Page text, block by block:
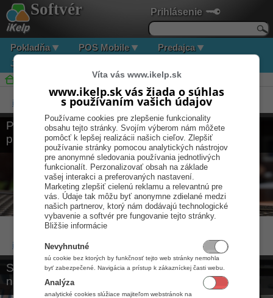
Prihlásenie
Softvér
Pokladňa POS Mobile
Predajca
Jedáleň
iKelp Softvér pre vaše úspešné podnikanie
iKelp Predajca >>
Pokladničný a skladový systém pre vašu
predajňu
iKelp Jedáleň >>
Softvér pre školskú jedáleň s jedálnymi lístkami
na internete a čipovým systémom
Víta vás www.ikelp.sk
www.ikelp.sk vás žiada o súhlas
s používaním vašich údajov
Používame cookies pre zlepšenie funkcionality
obsahu tejto stránky. Svojím výberom nám môžete
pomôcť k lepšej realizácii našich cieľov. Zlepšiť
používanie stránky pomocou analytických nástrojov
pre anonymné sledovania používania jednotlivých
funkcionalít. Perzonalizovať obsah na základe
vašej interakci a preferovaných nastavení.
Marketing zlepšiť cielenú reklamu a relevantnú pre
vás. Údaje tak môžu byť anonymne zdielané medzi
našich partnerov, ktorý nám dodávajú technologické
vybavenie a softvér pre fungovanie tejto stránky.
Bližšie informácie
Nevyhnutné
sú cookie bez ktorých by funkčnosť tejto web stránky nemohla
byť zabezpečené. Navigácia a prístup k zákazníckej časti webu.
Analýza
analytické cookies slúžiace majiteľom webstránok na